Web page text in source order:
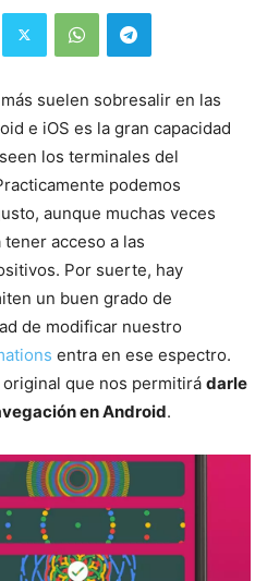
suelen sobresalir en las
e iOS es la gran capacidad
los terminales del
podemos
aunque muchas veces
acceso a las
Por suerte, hay
un buen grado de
de modificar nuestro
entra en ese espectro.
que nos permitirá darle
en Android.